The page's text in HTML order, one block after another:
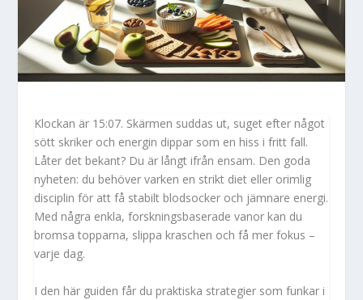
Klockan är 15:07. Skärmen suddas ut, suget efter något
sött skriker och energin dippar som en hiss i fritt fall.
Låter det bekant? Du är långt ifrån ensam. Den goda
nyheten: du behöver varken en strikt diet eller orimlig
disciplin för att få stabilt blodsocker och jämnare energi.
Med några enkla, forskningsbaserade vanor kan du
bromsa topparna, slippa kraschen och få mer fokus –
varje dag.
I den här guiden får du praktiska strategier som funkar i